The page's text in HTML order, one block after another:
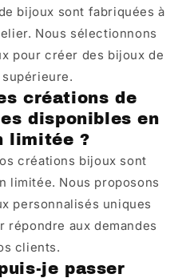
bijoux sont fabriquées à
Nous sélectionnons
pour créer des bijoux de
créations de
disponibles en
limitée ?
créations bijoux sont
limitée. Nous proposons
personnalisés uniques
répondre aux demandes
clients.
je passer